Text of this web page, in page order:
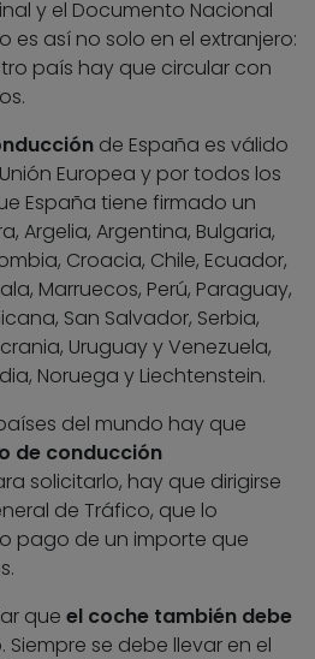
y el Documento Nacional
es así no solo en el extranjero:
país hay que circular con
de España es válido
Europea y por todos los
España tiene firmado un
Argelia, Argentina, Bulgaria,
Croacia, Chile, Ecuador,
Marruecos, Perú, Paraguay,
San Salvador, Serbia,
Uruguay y Venezuela,
Noruega y Liechtenstein.
del mundo hay que
de conducción
solicitarlo, hay que dirigirse
de Tráfico, que lo
pago de un importe que
que el coche también debe
. Siempre se debe llevar en el